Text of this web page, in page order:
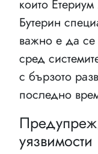
които
Бутерин
важно е да
сред
с бързото
последно
уязвимости